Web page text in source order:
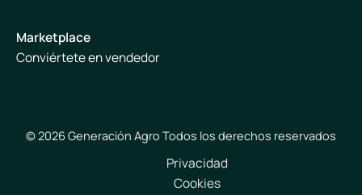
Marketplace
Conviértete en vendedor
© 2026 Generación Agro Todos los derechos reservados
Privacidad
Cookies